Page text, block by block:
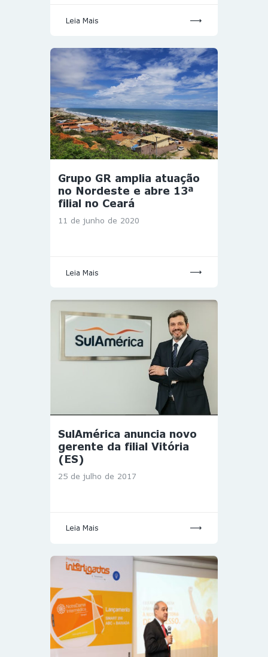
Leia Mais
Grupo GR amplia atuação
no Nordeste e abre 13ª
filial no Ceará
11 de junho de 2020
Leia Mais
SulAmérica anuncia novo
gerente da filial Vitória
(ES)
25 de julho de 2017
Leia Mais